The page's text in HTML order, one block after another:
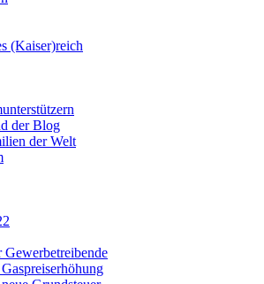
(Kaiser)reich
der Blog
der Welt
Gewerbetreibende